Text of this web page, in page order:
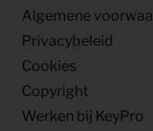
Algemene
Privacybeleid
Cookies
Copyright
Werken bij KeyPro